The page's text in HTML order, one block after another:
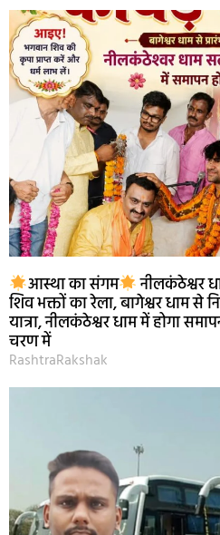
आस्था का संगम नीलकंठेश्वर
शिव भक्तों का रेला, बागेश्वर धाम
यात्रा, नीलकंठेश्वर धाम में होगा
चरण में
RashtraRakshak